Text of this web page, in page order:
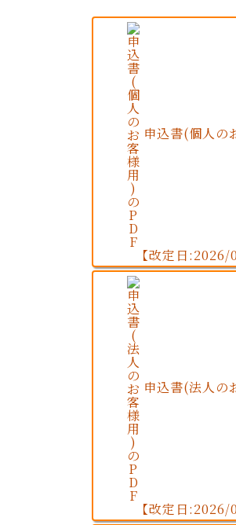
申込書(個人の
【改定日:2026/
申込書(法人の
【改定日:2026/